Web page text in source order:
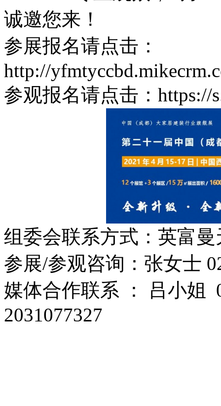
诚邀您来！
参展报名请点击：
http://
参观报名请点击：https://
组委会联系方式：英富
参展/参观咨询：张女士
媒体合作联系 ： 吕小姐
2031077327